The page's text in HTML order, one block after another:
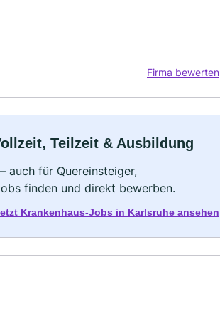
Firma bewerten
Teilzeit & Ausbildung
auch für Quereinsteiger,
finden und direkt bewerben.
Krankenhaus-Jobs in Karlsruhe ansehen